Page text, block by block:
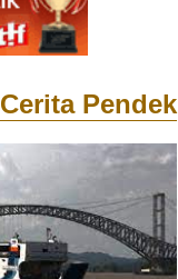
Cerita Pendek